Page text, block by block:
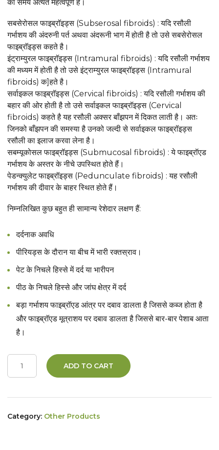
का समय अत्यंत महत्वपूर्ण है।
सबसेरोसल फाइब्रॉइड्स (Subserosal fibroids) : यदि रसौली
गर्भाशय की अंदरुनी पर्त अथवा अंदरूनी भाग में होती है तो उसे सबसेरोसल
फाइब्रॉइड्स कहते है।
इंट्राम्युरल फाइब्रॉइड्स (Intramural fibroids) : यदि रसौली गर्भाशय
की मध्यम में होती है तो उसे इंट्राम्युरल फाइब्रॉइड्स (Intramural
fibroids) क]हते है।
सर्वाइकल फाइब्रॉइड्स (Cervical fibroids) : यदि रसौली गर्भाशय की
बहार की ओर होती है तो उसे सर्वाइकल फाइब्रॉइड्स (Cervical
fibroids) कहते है यह रसौली अक्सर बाँझपन में दिकत लाती है। अतः
जिनको बाँझपन की समस्या है उनको जल्दी से सर्वाइकल फाइब्रॉइड्स
रसौली का इलाज करवा लेना है।
सबम्यूकोसल फाइब्रॉइड्स (Submucosal fibroids) : ये फाइब्रॉएड
गर्भाशय के अस्तर के नीचे उपस्थित होते हैं।
पेडन्क्युलेट फाइब्रॉइड्स (Pedunculate fibroids) : यह रसौली
गर्भाशय की दीवार के बाहर स्थित होते हैं।
निम्नलिखित कुछ बहुत ही सामान्य रेशेदार लक्षण हैं:
दर्दनाक अवधि
पीरियड्स के दौरान या बीच में भारी रक्तस्राव।
पेट के निचले हिस्से में दर्द या भारीपन
पीठ के निचले हिस्से और जांघ क्षेत्र में दर्द
बड़ा गर्भाशय फाइब्रॉएड आंत्र पर दबाव डालता है जिससे कब्ज होता है
और फाइब्रॉएड मूत्राशय पर दबाव डालता है जिससे बार-बार पेशाब आता
है।
ADD TO CART
Category: Other Products